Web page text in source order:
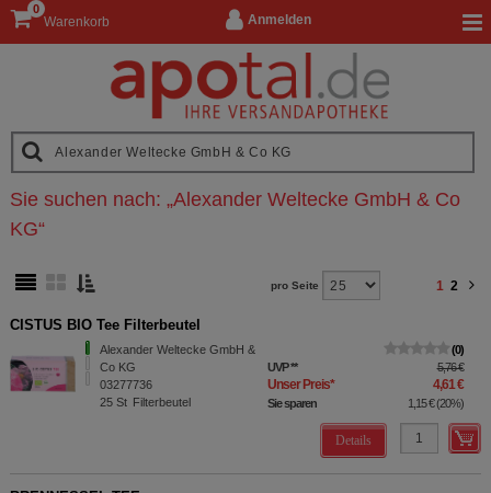
Anmelden
Warenkorb
0
Sie suchen nach: „Alexander Weltecke GmbH & Co
KG“
pro Seite 1 2
CISTUS BIO Tee Filterbeutel
Alexander Weltecke GmbH &
Co KG
03277736
25 St Filterbeutel
0
UVP** 5,76 €
Unser Preis* 4,61 €
Sie sparen 1,15 €(20%)
Details